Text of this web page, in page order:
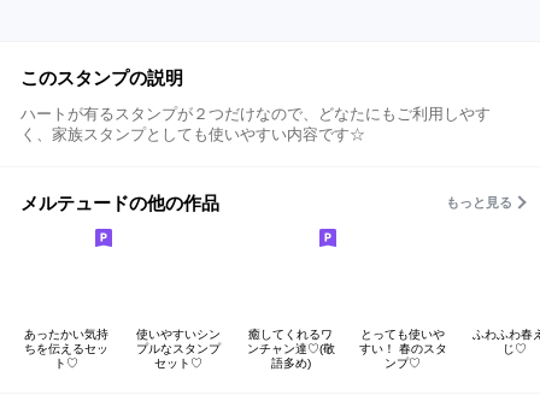
このスタンプの説明
ハートが有るスタンプが２つだけなので、どなたにもご利用しやす
く、家族スタンプとしても使いやすい内容です☆
メルテュードの他の作品 もっと見る
あったかい気持
ちを伝えるセッ
ト♡
使いやすいシン
プルなスタンプ
セット♡
癒してくれるワ
ンチャン達♡(敬
語多め)
とっても使いや
すい！ 春のスタ
ンプ♡
ふわふわ春
じ♡